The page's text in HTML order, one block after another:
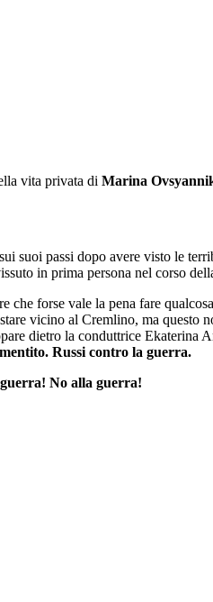
vita privata di Marina
suoi passi dopo avere visto le
in prima persona nel corso
forse vale la pena fare
vicino al Cremlino, ma questo
dietro la conduttrice Ekaterina
Russi contro la guerra.
No alla guerra!